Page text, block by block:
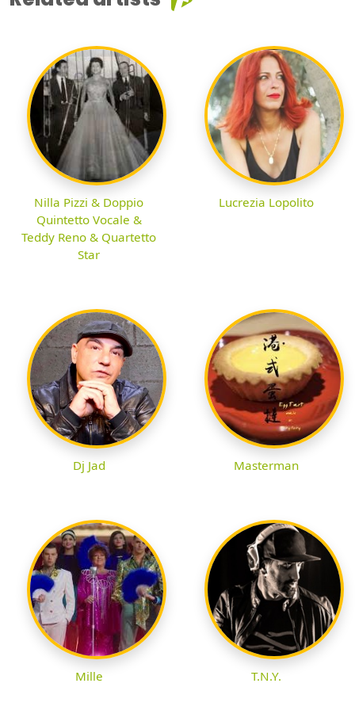
Nilla Pizzi & Doppio
Quintetto Vocale &
Teddy Reno & Quartetto
Star
Lucrezia Lopolito
Dj Jad Masterman
Mille T.N.Y.